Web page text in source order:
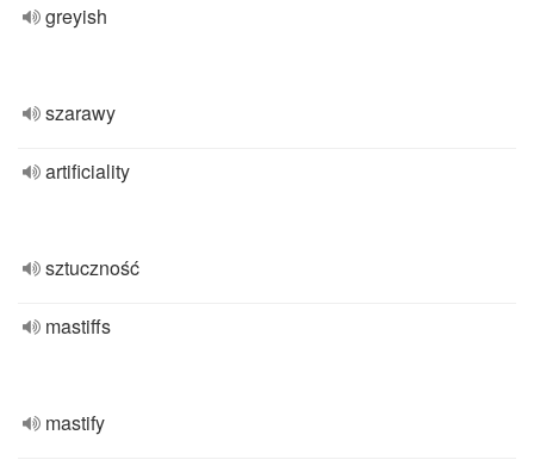
greyish
szarawy
artificiality
sztuczność
mastiffs
mastify